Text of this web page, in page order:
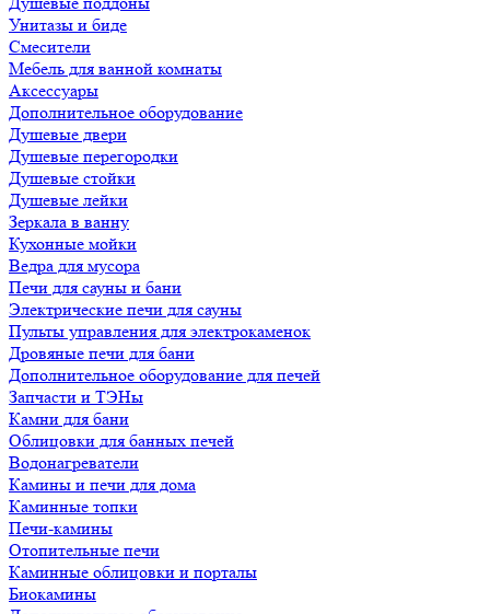
Унитазы и биде
Смесители
Мебель для ванной комнаты
Аксессуары
Дополнительное оборудование
Душевые двери
Душевые перегородки
Душевые стойки
Душевые лейки
Зеркала в ванну
Кухонные мойки
Ведра для мусора
Печи для сауны и бани
Электрические печи для сауны
Пульты управления для электрокаменок
Дровяные печи для бани
Дополнительное оборудование для печей
Запчасти и ТЭНы
Камни для бани
Облицовки для банных печей
Водонагреватели
Камины и печи для дома
Каминные топки
Печи-камины
Отопительные печи
Каминные облицовки и порталы
Биокамины